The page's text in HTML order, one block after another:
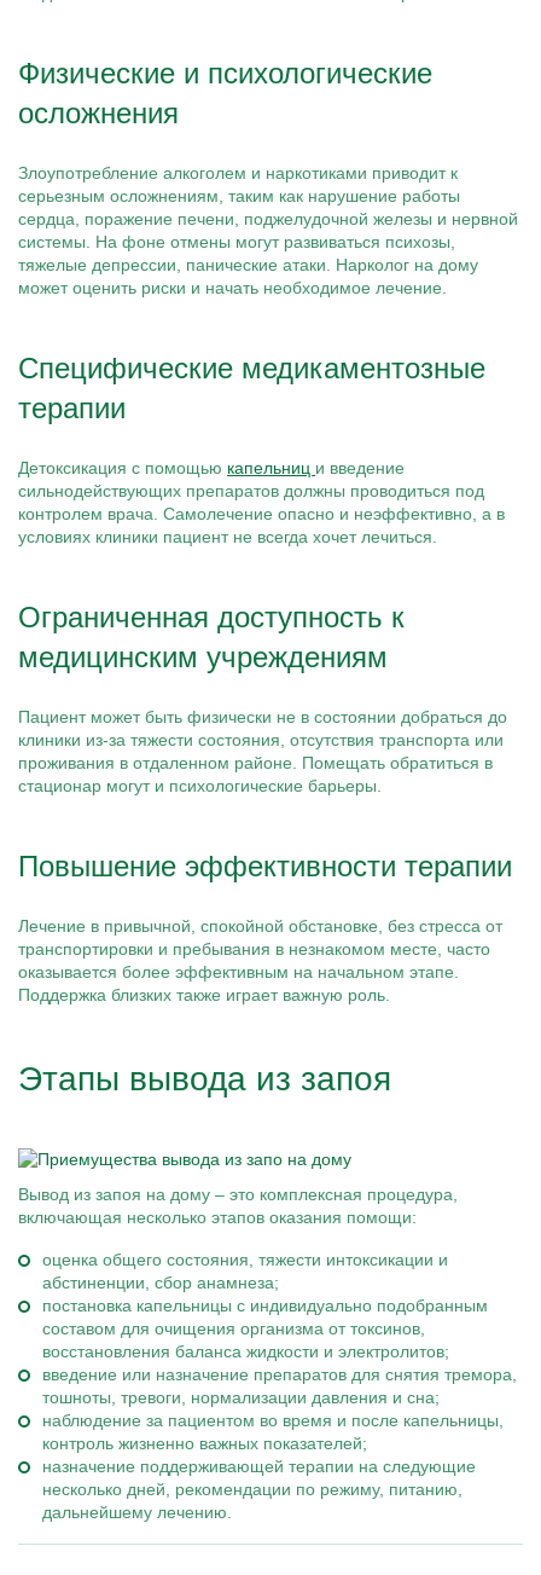
Физические и психологические
осложнения
Злоупотребление алкоголем и наркотиками приводит к
серьезным осложнениям, таким как нарушение работы
сердца, поражение печени, поджелудочной железы и нервной
системы. На фоне отмены могут развиваться психозы,
тяжелые депрессии, панические атаки. Нарколог на дому
может оценить риски и начать необходимое лечение.
Специфические медикаментозные
терапии
Детоксикация с помощью капельниц и введение
сильнодействующих препаратов должны проводиться под
контролем врача. Самолечение опасно и неэффективно, а в
условиях клиники пациент не всегда хочет лечиться.
Ограниченная доступность к
медицинским учреждениям
Пациент может быть физически не в состоянии добраться до
клиники из-за тяжести состояния, отсутствия транспорта или
проживания в отдаленном районе. Помещать обратиться в
стационар могут и психологические барьеры.
Повышение эффективности терапии
Лечение в привычной, спокойной обстановке, без стресса от
транспортировки и пребывания в незнакомом месте, часто
оказывается более эффективным на начальном этапе.
Поддержка близких также играет важную роль.
Этапы вывода из запоя
Вывод из запоя на дому – это комплексная процедура,
включающая несколько этапов оказания помощи:
оценка общего состояния, тяжести интоксикации и
абстиненции, сбор анамнеза;
постановка капельницы с индивидуально подобранным
составом для очищения организма от токсинов,
восстановления баланса жидкости и электролитов;
введение или назначение препаратов для снятия тремора,
тошноты, тревоги, нормализации давления и сна;
наблюдение за пациентом во время и после капельницы,
контроль жизненно важных показателей;
назначение поддерживающей терапии на следующие
несколько дней, рекомендации по режиму, питанию,
дальнейшему лечению.